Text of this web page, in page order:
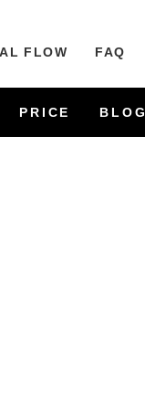
FLOW FAQ
PRICE BLOG